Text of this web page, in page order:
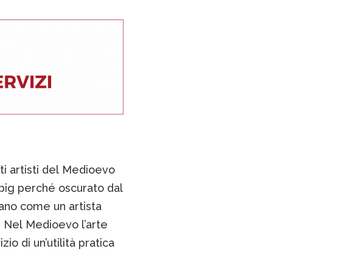
artisti del Medioevo
perché oscurato dal
come un artista
Medioevo l’arte
di un’utilità pratica